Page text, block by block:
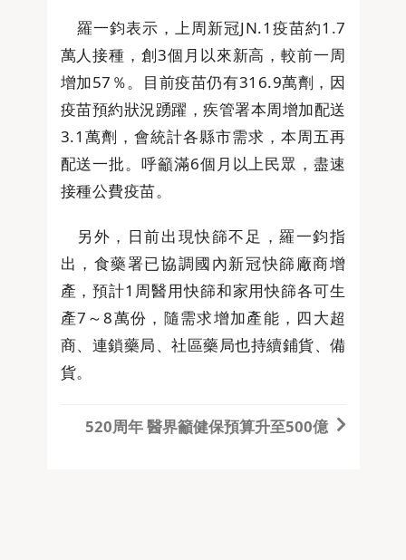
羅一鈞表示，上周新冠JN.1疫苗約1.7
萬人接種，創3個月以來新高，較前一周
增加57％。目前疫苗仍有316.9萬劑，因
疫苗預約狀況踴躍，疾管署本周增加配送
3.1萬劑，會統計各縣市需求，本周五再
配送一批。呼籲滿6個月以上民眾，盡速
接種公費疫苗。
另外，日前出現快篩不足，羅一鈞指
出，食藥署已協調國內新冠快篩廠商增
產，預計1周醫用快篩和家用快篩各可生
產7～8萬份，隨需求增加產能，四大超
商、連鎖藥局、社區藥局也持續鋪貨、備
貨。
520周年 醫界籲健保預算升至500億